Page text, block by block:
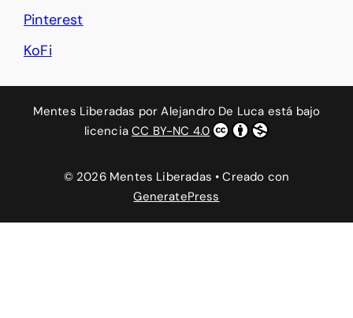
Pinterest
KoFi
Mentes Liberadas porAlejandro De Luca está bajo
licenciaCC BY-NC 4.0
© 2026 Mentes Liberadas • Creado con
GeneratePress